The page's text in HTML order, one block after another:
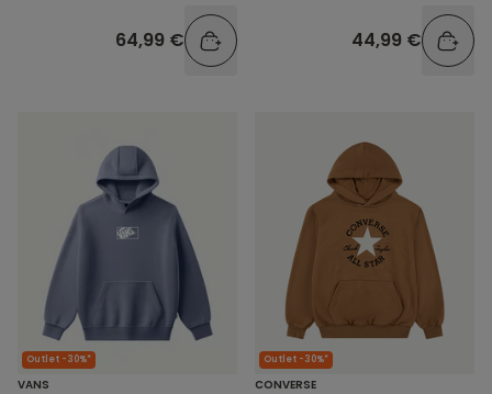
64,99 € 44,99 €
Outlet -30%*
VANS
Outlet -30%*
CONVERSE